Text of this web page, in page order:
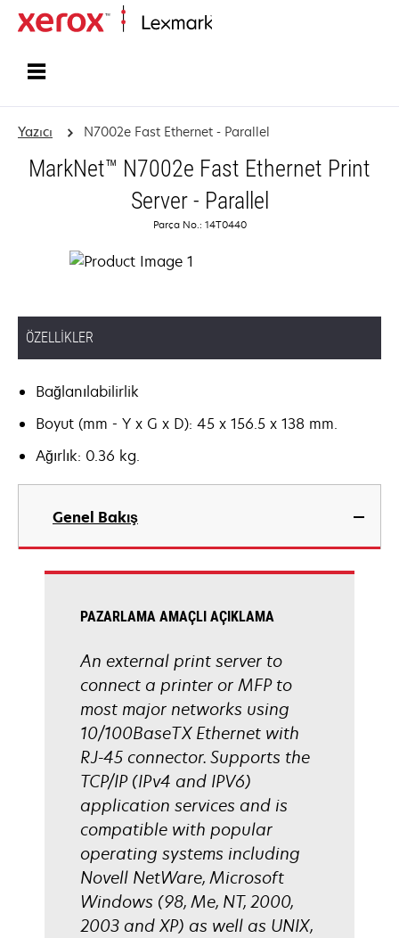
Yazıcı N7002e Fast Ethernet - Parallel
MarkNet™ N7002e Fast Ethernet Print
Server - Parallel
Parça No.: 14T0440
ÖZELLIKLER
Bağlanılabilirlik
Boyut (mm - Y x G x D): 45 x 156.5 x 138 mm.
Ağırlık: 0.36 kg.
Genel Bakış
PAZARLAMA AMAÇLI AÇIKLAMA
An external print server to
connect a printer or MFP to
most major networks using
10/100BaseTX Ethernet with
RJ-45 connector. Supports the
TCP/IP (IPv4 and IPV6)
application services and is
compatible with popular
operating systems including
Novell NetWare, Microsoft
Windows (98, Me, NT, 2000,
2003 and XP) as well as UNIX,